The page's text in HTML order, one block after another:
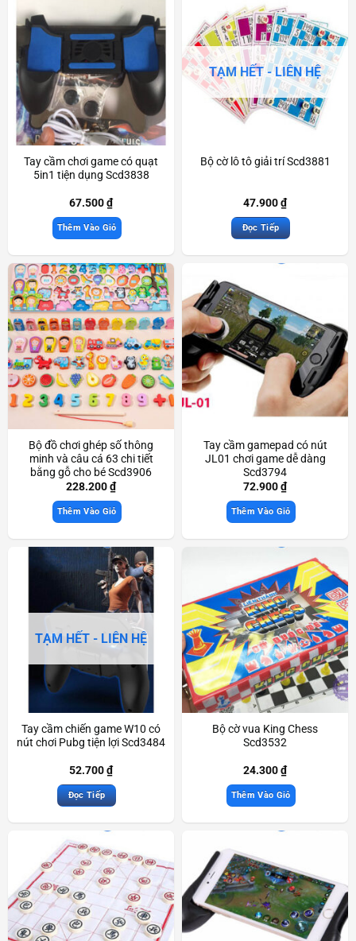
Tay cầm chơi game có quạt
5in1 tiện dụng Scd3838
67.500₫
Thêm Vào Giỏ
TẠM HẾT - LIÊN HỆ
Bộ cờ lô tô giải trí Scd3881
47.900₫
Đọc Tiếp
Bộ đồ chơi ghép số thông
minh và câu cá 63 chi tiết
bằng gỗ cho bé Scd3906
228.200₫
Thêm Vào Giỏ
Tay cầm gamepad có nút
JL01 chơi game dễ dàng
Scd3794
72.900₫
Thêm Vào Giỏ
TẠM HẾT - LIÊN HỆ
Tay cầm chiến game W10 có
nút chơi Pubg tiện lợi Scd3484
52.700₫
Đọc Tiếp
Bộ cờ vua King Chess
Scd3532
24.300₫
Thêm Vào Giỏ